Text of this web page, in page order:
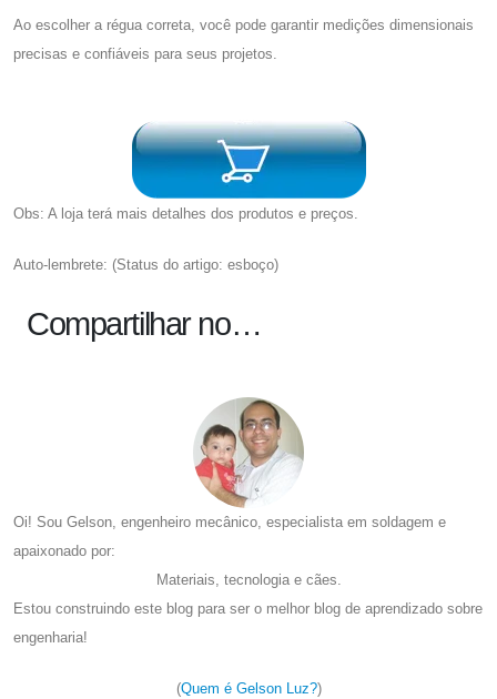
Ao escolher a régua correta, você pode garantir medições dimensionais
precisas e confiáveis ​​para seus projetos.
Obs: A loja terá mais detalhes dos produtos e preços.
Auto-lembrete: (Status do artigo: esboço)
Compartilhar no…
Oi! Sou Gelson, engenheiro mecânico, especialista em soldagem e
apaixonado por:
Materiais, tecnologia e cães.
Estou construindo este blog para ser o melhor blog de aprendizado sobre
engenharia!
(Quem é Gelson Luz?)